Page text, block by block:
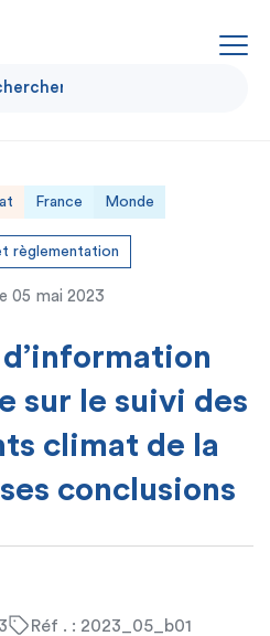
France Monde
règlementation
05 mai 2023
sur le suivi des
climat de la
conclusions
Réf . : 2023_05_b01